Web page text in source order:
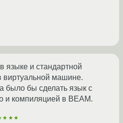
языке и стандартной
виртуальной машине.
было бы сделать язык с
и компиляцией в BEAM.